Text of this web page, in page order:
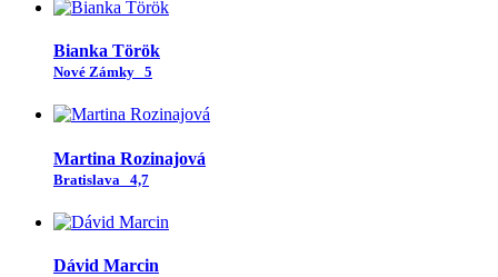
Bianka Török
Nové Zámky 5
Martina Rozinajová
Bratislava 4,7
Dávid Marcin